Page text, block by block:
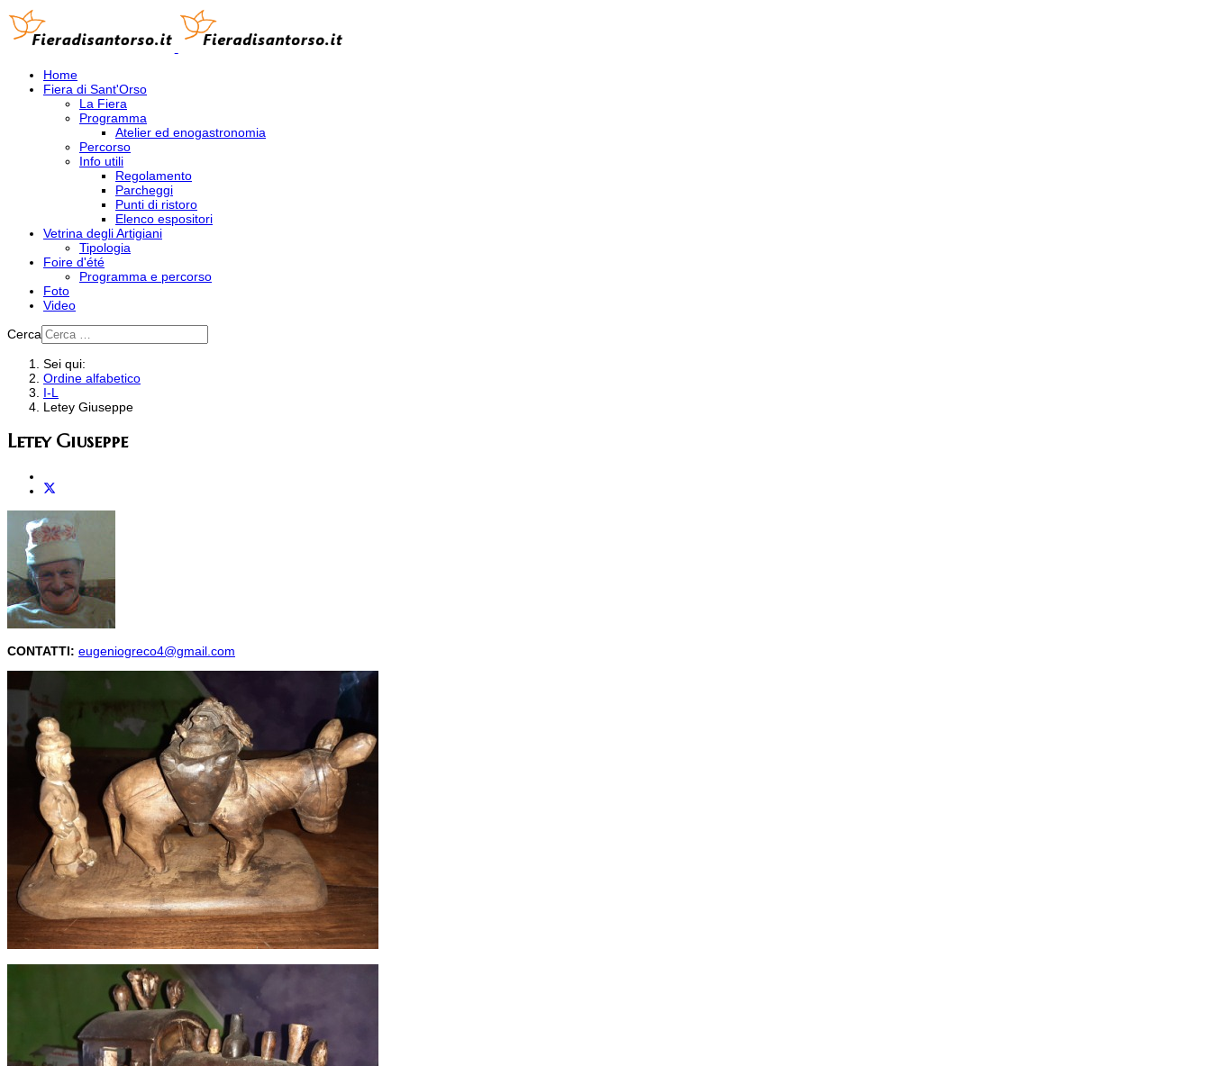
Home
Fiera di Sant'Orso
La Fiera
Programma
Atelier ed enogastronomia
Percorso
Info utili
Regolamento
Parcheggi
Punti di ristoro
Elenco espositori
Vetrina degli Artigiani
Tipologia
Foire d'été
Programma e percorso
Foto
Video
Cerca
Sei qui:
Ordine alfabetico
I-L
Letey Giuseppe
Letey Giuseppe
CONTATTI: eugeniogreco4@gmail.com